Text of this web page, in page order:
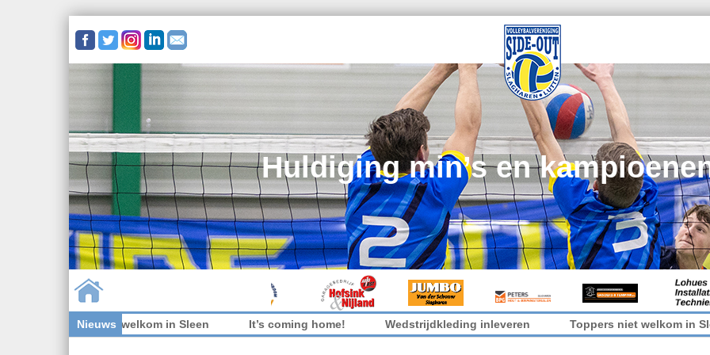
Huldiging min’s en
Nieuws
niet welkom in Sleen It’s coming home! Wedstrijdkleding inleveren Toppers niet welkom in Sleen